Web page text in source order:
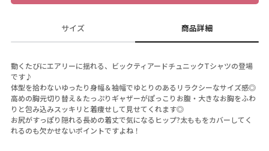
サイズ 商品詳細
動くたびにエアリーに揺れる、ビックティアードチュニックTシャツの登場
です♪
体型を拾わないゆったり身幅＆袖幅でゆとりのあるリラクシーなサイズ感◎
高めの胸元切り替え＆たっぷりギャザーがぽっこりお腹・大きなお胸をふわ
りと包み込みスッキリと着痩せして見せてくれます◎
お尻がすっぽり隠れる長めの着丈で気になるヒップ?太ももをカバーしてく
れるのも欠かせないポイントですよね！